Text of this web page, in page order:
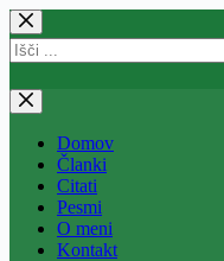
Skip
to
content
No
results
Domov
Članki
Citati
Pesmi
O meni
Kontakt